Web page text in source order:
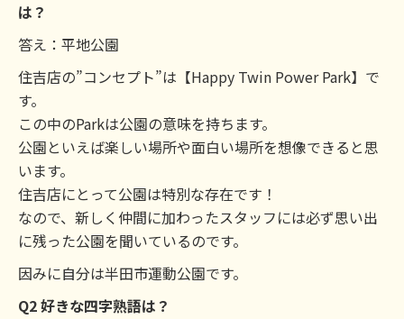
は？
答え：平地公園
住吉店の”コンセプト”は【Happy Twin Power Park】で
す。
この中のParkは公園の意味を持ちます。
公園といえば楽しい場所や面白い場所を想像できると思
います。
住吉店にとって公園は特別な存在です！
なので、新しく仲間に加わったスタッフには必ず思い出
に残った公園を聞いているのです。
因みに自分は半田市運動公園です。
Q2 好きな四字熟語は？